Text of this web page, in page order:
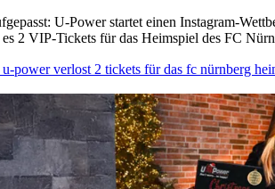
U‑Power startet einen Instagram-
2 VIP-Tickets für das Heimspiel des FC
u‑power verlost 2 tickets für das fc nürnberg